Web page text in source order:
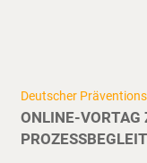
Deutscher
ONLINE-VORTAG